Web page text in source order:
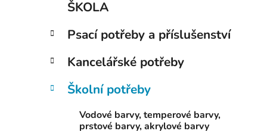
ŠKOLA
Psací potřeby a příslušenství
Kancelářské potřeby
Školní potřeby
Vodové barvy, temperové barvy,
prstové barvy, akrylové barvy